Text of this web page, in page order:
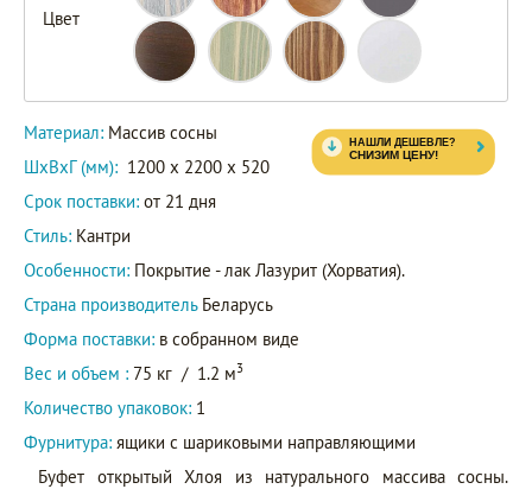
Цвет
Материал: Массив сосны
ШxВxГ (мм): 1200 x 2200 x 520
Срок поставки: от 21 дня
Стиль: Кантри
Особенности: Покрытие - лак Лазурит (Хорватия).
Страна производитель Беларусь
Форма поставки: в собранном виде
Вес и объем : 75 кг / 1.2 м3
Количество упаковок: 1
Фурнитура: ящики с шариковыми направляющими
Буфет открытый Хлоя из натурального массива сосны.